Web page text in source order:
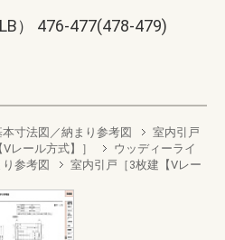
） 476-477(478-479)
本寸法図／納まり参考図
室内引戸
レール方式】］
ウッディーライ
参考図
室内引戸［3枚建【Vレー